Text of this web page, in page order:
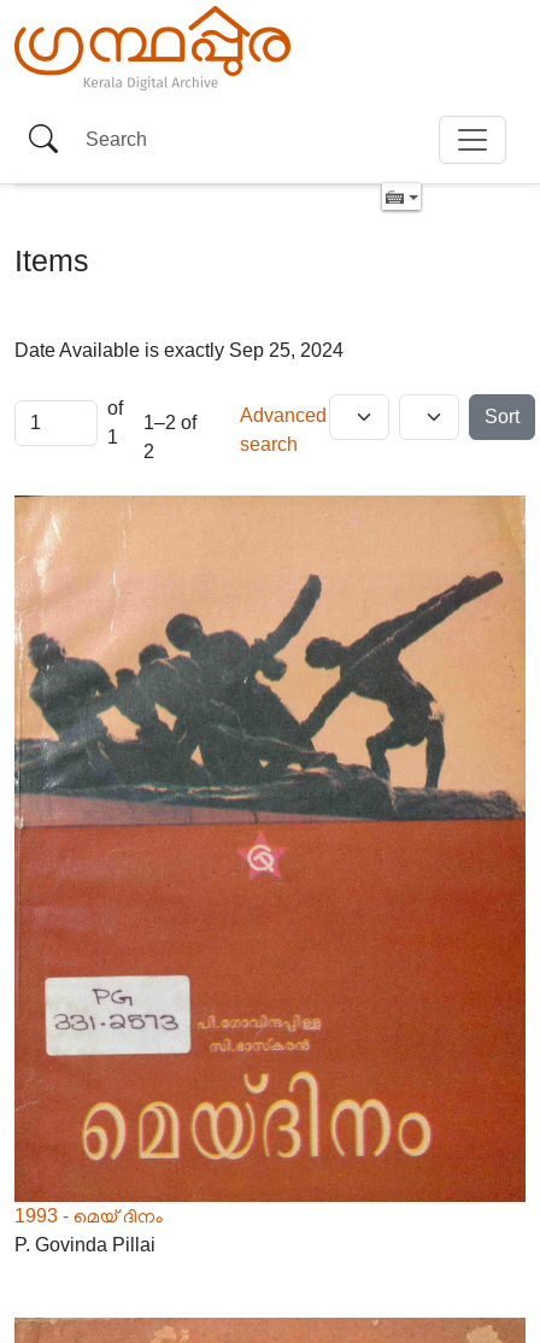
Items
Date Available is exactly Sep 25, 2024
of
1
1–2 of
2
Advanced
search
Sort
1993 - മെയ് ദിനം
P. Govinda Pillai